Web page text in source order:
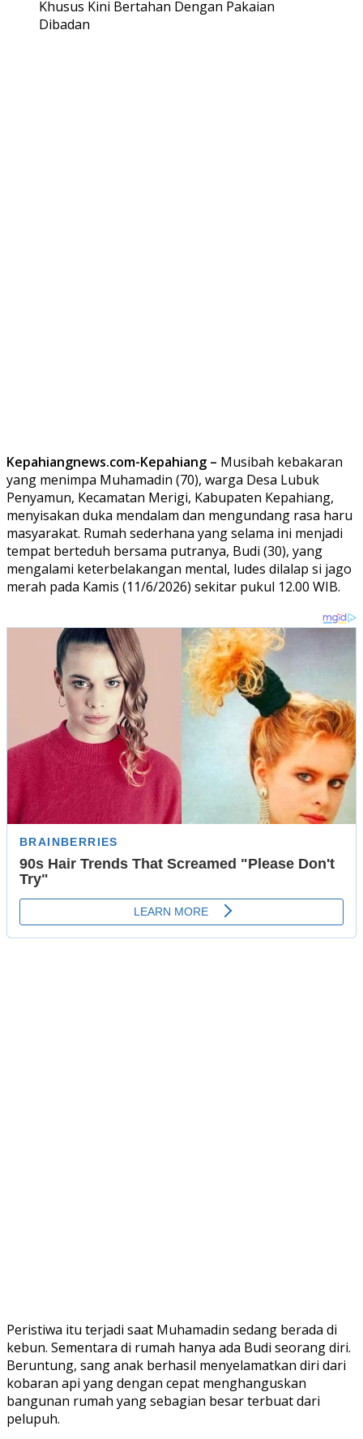
Kepahiangnews.com-Kepahiang – Musibah kebakaran
yang menimpa Muhamadin (70), warga Desa Lubuk
Penyamun, Kecamatan Merigi, Kabupaten Kepahiang,
menyisakan duka mendalam dan mengundang rasa haru
masyarakat. Rumah sederhana yang selama ini menjadi
tempat berteduh bersama putranya, Budi (30), yang
mengalami keterbelakangan mental, ludes dilalap si jago
merah pada Kamis (11/6/2026) sekitar pukul 12.00 WIB.
Peristiwa itu terjadi saat Muhamadin sedang berada di
kebun. Sementara di rumah hanya ada Budi seorang diri.
Beruntung, sang anak berhasil menyelamatkan diri dari
kobaran api yang dengan cepat menghanguskan
bangunan rumah yang sebagian besar terbuat dari
pelupuh.